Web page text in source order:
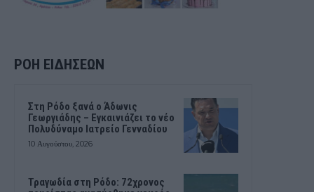
ΡΟΗ ΕΙΔΗΣΕΩΝ
Στη Ρόδο ξανά ο Άδωνις
Γεωργιάδης – Εγκαινιάζει το νέο
Πολυδύναμο Ιατρείο Γενναδίου
10 Αυγούστου, 2026
Τραγωδία στη Ρόδο: 72χρονος